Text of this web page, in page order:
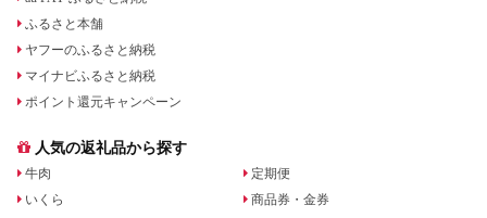
ふるさと本舗
ヤフーのふるさと納税
マイナビふるさと納税
ポイント還元キャンペーン
人気の返礼品から探す
牛肉
いくら
定期便
商品券・金券